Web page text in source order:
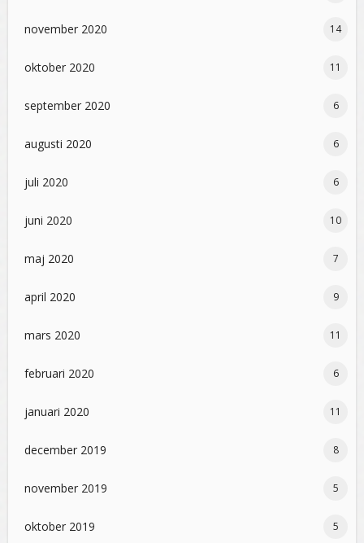
november 2020 14
oktober 2020 11
september 2020 6
augusti 2020 6
juli 2020 6
juni 2020 10
maj 2020 7
april 2020 9
mars 2020 11
februari 2020 6
januari 2020 11
december 2019 8
november 2019 5
oktober 2019 5